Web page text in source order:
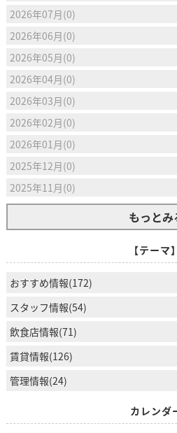
2026年07月(0)
2026年06月(0)
2026年05月(0)
2026年04月(0)
2026年03月(0)
2026年02月(0)
2026年01月(0)
2025年12月(0)
2025年11月(0)
もっとみ
【テーマ
おすすめ情報(172)
スタッフ情報(54)
飲食店情報(71)
賃貸情報(126)
管理情報(24)
カレンダ